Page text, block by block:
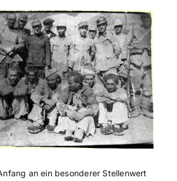
an ein besonderer Stellenwert